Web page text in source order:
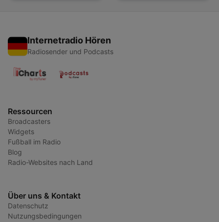
Internetradio Hören
Radiosender und Podcasts
Ressourcen
Broadcasters
Widgets
Fußball im Radio
Blog
Radio-Websites nach Land
Über uns & Kontakt
Datenschutz
Nutzungsbedingungen